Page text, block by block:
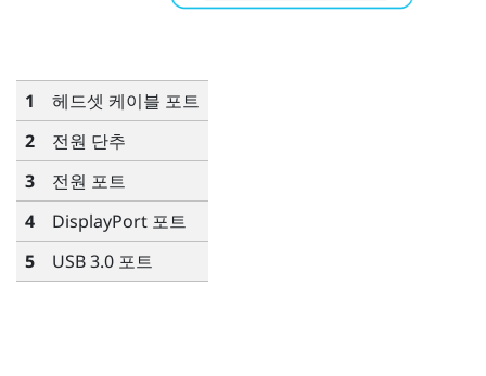
1
헤드셋 케이블 포트
2
전원 단추
3
전원 포트
4
DisplayPort 포트
5
USB 3.0 포트